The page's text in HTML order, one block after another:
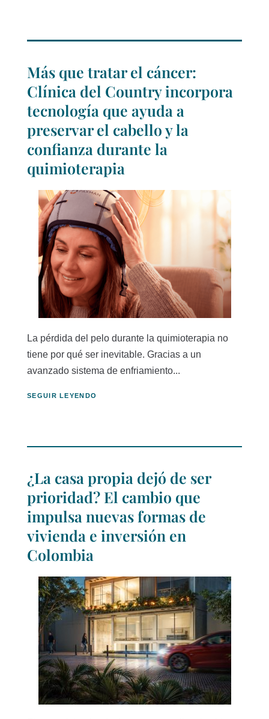
Más que tratar el cáncer:
Clínica del Country incorpora
tecnología que ayuda a
preservar el cabello y la
confianza durante la
quimioterapia
La pérdida del pelo durante la quimioterapia no
tiene por qué ser inevitable. Gracias a un
avanzado sistema de enfriamiento...
SEGUIR LEYENDO
¿La casa propia dejó de ser
prioridad? El cambio que
impulsa nuevas formas de
vivienda e inversión en
Colombia